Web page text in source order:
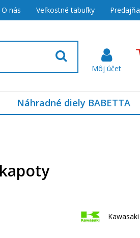
O nás Veľkostné tabuľky Predajňa
Náhradné diely BABETTA
Kawasaki